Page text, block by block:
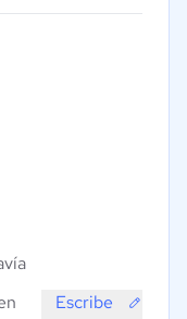
Escribe